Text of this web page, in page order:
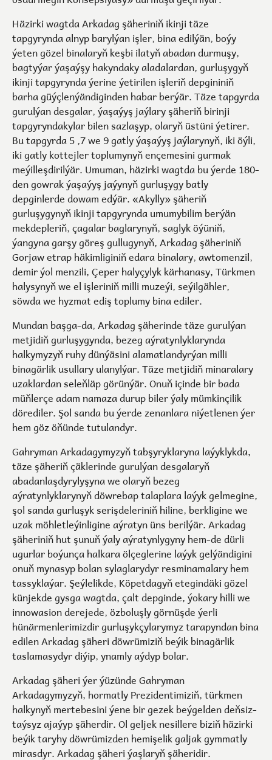
Häzirki wagtda Arkadag şäheriniň ikinji täze
tapgyrynda alnyp barylýan işler, bina edilýän, boýy
ýeten gözel binalaryň keşbi ilatyň abadan durmuşy,
bagtyýar ýaşaýşy hakyndaky aladalardan, gurluşygyň
ikinji tapgyrynda ýerine ýetirilen işleriň depgininiň
barha güýçlenýändiginden habar berýär. Täze tapgyrda
gurulýan desgalar, ýaşaýyş jaýlary şäheriň birinji
tapgyryndakylar bilen sazlaşyp, olaryň üstüni ýetirer.
Bu tapgyrda 5 ,7 we 9 gatly ýaşaýyş jaýlarynyň, iki öýli,
iki gatly kottejler toplumynyň ençemesini gurmak
meýilleşdirilýär. Umuman, häzirki wagtda bu ýerde 180-
den gowrak ýaşaýyş jaýynyň gurluşygy batly
depginlerde dowam edýär. «Akylly» şäheriň
gurluşygynyň ikinji tapgyrynda umumybilim berýän
mekdepleriň, çagalar baglarynyň, saglyk öýüniň,
ýangyna garşy göreş gullugynyň, Arkadag şäheriniň
Gorjaw etrap häkimliginiň edara binalary, awtomenzil,
demir ýol menzili, Çeper halyçylyk kärhanasy, Türkmen
halysynyň we el işleriniň milli muzeýi, seýilgähler,
söwda we hyzmat ediş toplumy bina ediler.
Mundan başga-da, Arkadag şäherinde täze gurulýan
metjidiň gurluşygynda, bezeg aýratynlyklarynda
halkymyzyň ruhy dünýäsini alamatlandyrýan milli
binagärlik usullary ulanylýar. Täze metjidiň minaralary
uzaklardan seleňläp görünýär. Onuň içinde bir bada
müňlerçe adam namaza durup biler ýaly mümkinçilik
dörediler. Şol sanda bu ýerde zenanlara niýetlenen ýer
hem göz öňünde tutulandyr.
Gahryman Arkadagymyzyň tabşyryklaryna laýyklykda,
täze şäheriň çäklerinde gurulýan desgalaryň
abadanlaşdyrylyşyna we olaryň bezeg
aýratynlyklarynyň döwrebap talaplara laýyk gelmegine,
şol sanda gurluşyk serişdeleriniň hiline, berkligine we
uzak möhletleýinligine aýratyn üns berilýär. Arkadag
şäheriniň hut şunuň ýaly aýratynlygyny hem-de dürli
ugurlar boýunça halkara ölçeglerine laýyk gelýändigini
onuň mynasyp bolan sylaglarydyr resminamalary hem
tassyklaýar. Şeýlelikde, Köpetdagyň etegindäki gözel
künjekde gysga wagtda, çalt depginde, ýokary hilli we
innowasion derejede, özboluşly görnüşde ýerli
hünärmenlerimizdir gurluşykçylarymyz tarapyndan bina
edilen Arkadag şäheri döwrümiziň beýik binagärlik
taslamasydyr diýip, ynamly aýdyp bolar.
Arkadag şäheri ýer ýüzünde Gahryman
Arkadagymyzyň, hormatly Prezidentimiziň, türkmen
halkynyň mertebesini ýene bir gezek beýgelden deňsiz-
taýsyz ajaýyp şäherdir. Ol geljek nesillere biziň häzirki
beýik taryhy döwrümizden hemişelik galjak gymmatly
mirasdyr. Arkadag şäheri ýaşlaryň şäheridir.